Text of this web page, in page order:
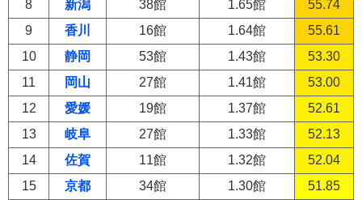
8
新潟 38館 1.65館
55.74
9
香川 16館 1.64館
55.61
10
静岡 53館 1.43館
53.30
11
岡山 27館 1.41館
53.00
12
愛媛 19館 1.37館
52.61
13
岐阜 27館 1.33館
52.13
14
佐賀 11館 1.32館
52.04
15
京都 34館 1.30館
51.85